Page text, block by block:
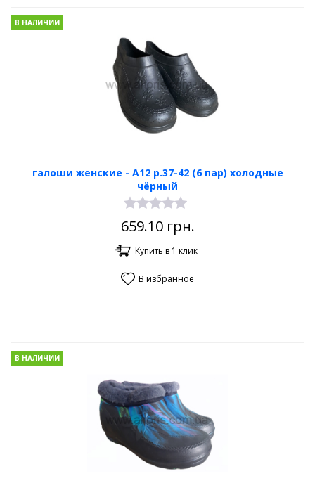
галоши женские - А12 р.37-42 (6 пар) холодные
чёрный
В НАЛИЧИИ
659.10грн.
Купить в 1 клик
В избранное
В НАЛИЧИИ